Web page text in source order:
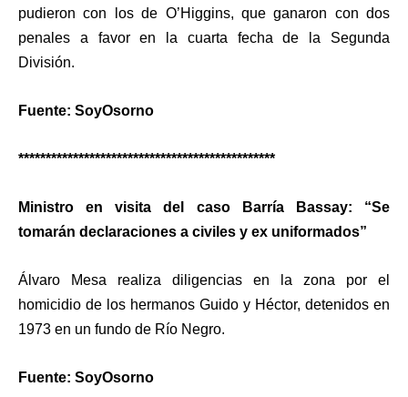
pudieron con los de O’Higgins, que ganaron con dos
penales a favor en la cuarta fecha de la Segunda
División.
Fuente: SoyOsorno
***********************************************
Ministro en visita del caso Barría Bassay: “Se
tomarán declaraciones a civiles y ex uniformados”
Álvaro Mesa realiza diligencias en la zona por el
homicidio de los hermanos Guido y Héctor, detenidos en
1973 en un fundo de Río Negro.
Fuente: SoyOsorno